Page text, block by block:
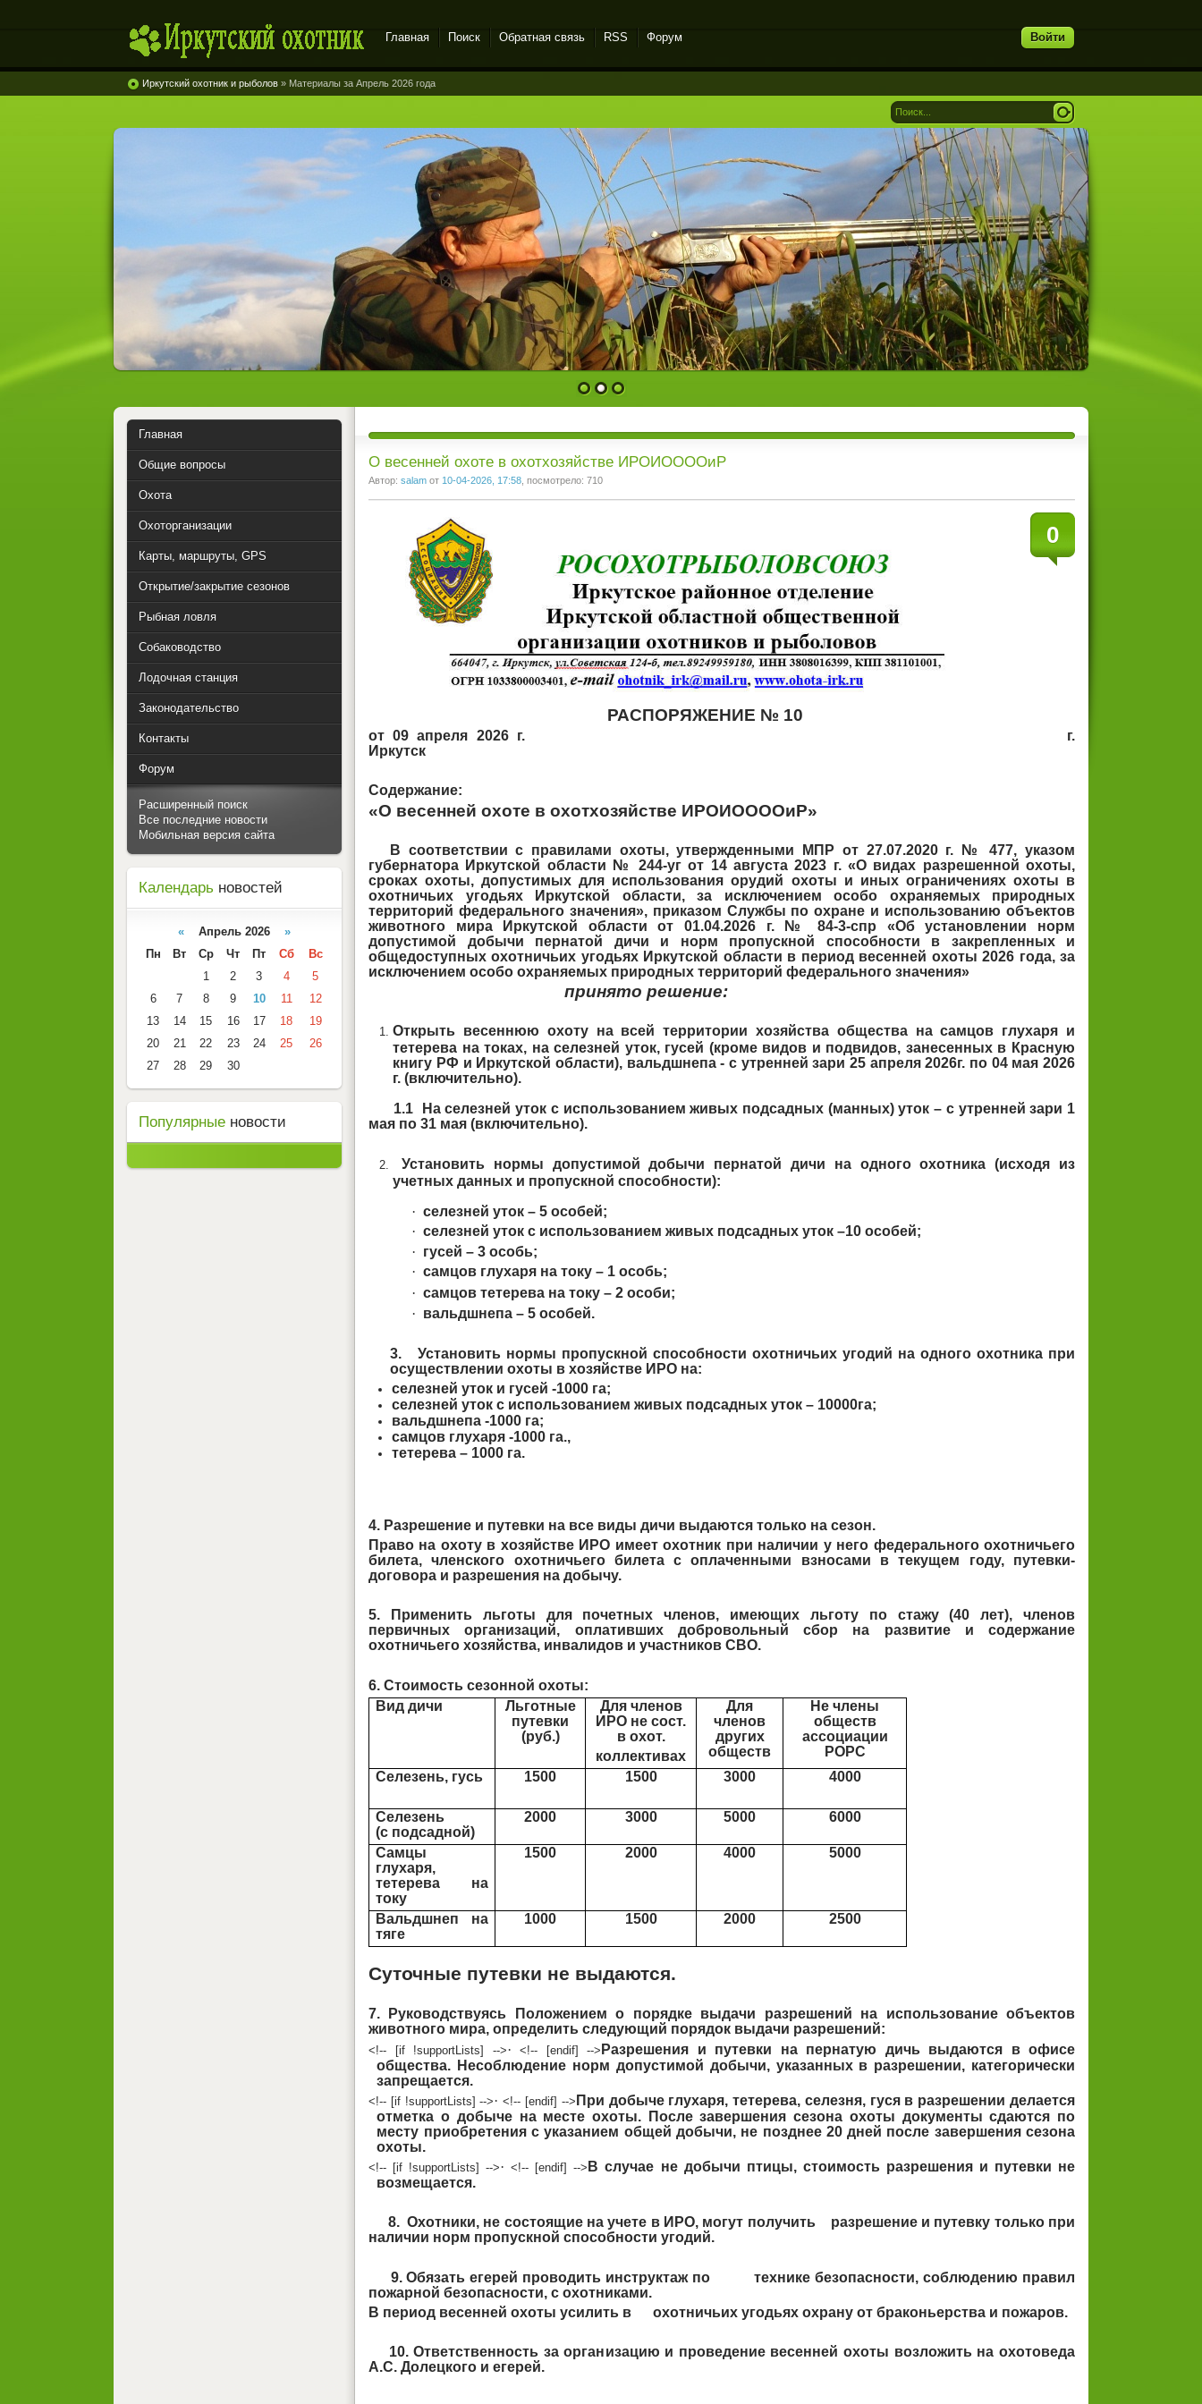
Иркутский охотник
Войти
Главная Поиск Обратная связь RSS Форум
Иркутский охотник и рыболов » Материалы за Апрель 2026 года
1 2 3
О весенней охоте в охотхозяйстве ИРОИООООиР
Автор: salam от 10-04-2026, 17:58 , посмотрело: 710
0
РАСПОРЯЖЕНИЕ № 10
от 09 апреля 2026 г. г.
Иркутск
Содержание:
«О весенней охоте в охотхозяйстве ИРОИООООиР»
В соответствии с правилами охоты, утвержденными МПР от 27.07.2020 г. № 477, указом
губернатора Иркутской области № 244-уг от 14 августа 2023 г. «О видах разрешенной охоты,
сроках охоты, допустимых для использования орудий охоты и иных ограничениях охоты в
охотничьих угодьях Иркутской области, за исключением особо охраняемых природных
территорий федерального значения», приказом Службы по охране и использованию объектов
животного мира Иркутской области от 01.04.2026 г. № 84-3-спр «Об установлении норм
допустимой добычи пернатой дичи и норм пропускной способности в закрепленных и
общедоступных охотничьих угодьях Иркутской области в период весенней охоты 2026 года, за
исключением особо охраняемых природных территорий федерального значения»
принято решение:
Открыть весеннюю охоту на всей территории хозяйства общества на самцов глухаря и
тетерева на токах, на селезней уток, гусей (кроме видов и подвидов, занесенных в Красную
книгу РФ и Иркутской области), вальдшнепа - с утренней зари 25 апреля 2026г. по 04 мая 2026
г. (включительно).
1.1 На селезней уток с использованием живых подсадных (манных) уток – с утренней зари 1
мая по 31 мая (включительно).
Установить нормы допустимой добычи пернатой дичи на одного охотника (исходя из
учетных данных и пропускной способности):
· селезней уток – 5 особей;
· селезней уток с использованием живых подсадных уток –10 особей;
· гусей – 3 особь;
· самцов глухаря на току – 1 особь;
· самцов тетерева на току – 2 особи;
· вальдшнепа – 5 особей.
3. Установить нормы пропускной способности охотничьих угодий на одного охотника при
осуществлении охоты в хозяйстве ИРО на:
селезней уток и гусей -1000 га;
селезней уток с использованием живых подсадных уток – 10000га;
вальдшнепа -1000 га;
самцов глухаря -1000 га.,
тетерева – 1000 га.
4. Разрешение и путевки на все виды дичи выдаются только на сезон.
Право на охоту в хозяйстве ИРО имеет охотник при наличии у него федерального охотничьего
билета, членского охотничьего билета с оплаченными взносами в текущем году, путевки-
договора и разрешения на добычу.
5. Применить льготы для почетных членов, имеющих льготу по стажу (40 лет), членов
первичных организаций, оплативших добровольный сбор на развитие и содержание
охотничьего хозяйства, инвалидов и участников СВО.
6. Стоимость сезонной охоты:
Вид дичи
Льготные
путевки
(руб.)
Для членов
ИРО не сост.
в охот.
коллективах
Для
членов
других
обществ
Не члены
обществ
ассоциации
РОРС
Селезень, гусь
1500 1500 3000 4000
Селезень
(с подсадной)
2000 3000 5000 6000
Самцы
глухаря,
тетерева на
току
1500 2000 4000 5000
Вальдшнеп на
тяге
1000 1500 2000 2500
Суточные путевки не выдаются.
7. Руководствуясь Положением о порядке выдачи разрешений на использование объектов
животного мира, определить следующий порядок выдачи разрешений:
<!-- [if !supportLists] -->· <!-- [endif] --> Разрешения и путевки на пернатую дичь выдаются в офисе
общества. Несоблюдение норм допустимой добычи, указанных в разрешении, категорически
запрещается.
<!-- [if !supportLists] -->· <!-- [endif] --> При добыче глухаря, тетерева, селезня, гуся в разрешении делается
отметка о добыче на месте охоты. После завершения сезона охоты документы сдаются по
месту приобретения с указанием общей добычи, не позднее 20 дней после завершения сезона
охоты.
<!-- [if !supportLists] -->· <!-- [endif] --> В случае не добычи птицы, стоимость разрешения и путевки не
возмещается.
8. Охотники, не состоящие на учете в ИРО, могут получить разрешение и путевку только при
наличии норм пропускной способности угодий.
9. Обязать егерей проводить инструктаж по технике безопасности, соблюдению правил
пожарной безопасности, с охотниками.
В период весенней охоты усилить в охотничьих угодьях охрану от браконьерства и пожаров.
10. Ответственность за организацию и проведение весенней охоты возложить на охотоведа
А.С. Долецкого и егерей.
Главная
Общие вопросы
Охота
Охоторганизации
Карты, маршруты, GPS
Открытие/закрытие сезонов
Рыбная ловля
Собаководство
Лодочная станция
Законодательство
Контакты
Форум
Расширенный поиск
Все последние новости
Мобильная версия сайта
Календарь новостей
« Апрель 2026 »
Пн
Вт Ср Чт Пт Сб
Вс
1
2 3 4
5
6
7 8 9 10 11
12
13
14 15 16 17 18
19
20
21 22 23 24 25
26
27
28 29 30
Популярные новости